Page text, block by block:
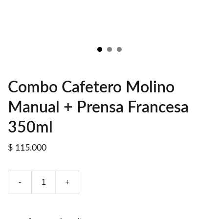
Combo Cafetero Molino
Manual + Prensa Francesa
350ml
$ 115.000
- +